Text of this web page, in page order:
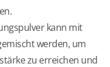
kann mit
werden, um
zu erreichen und